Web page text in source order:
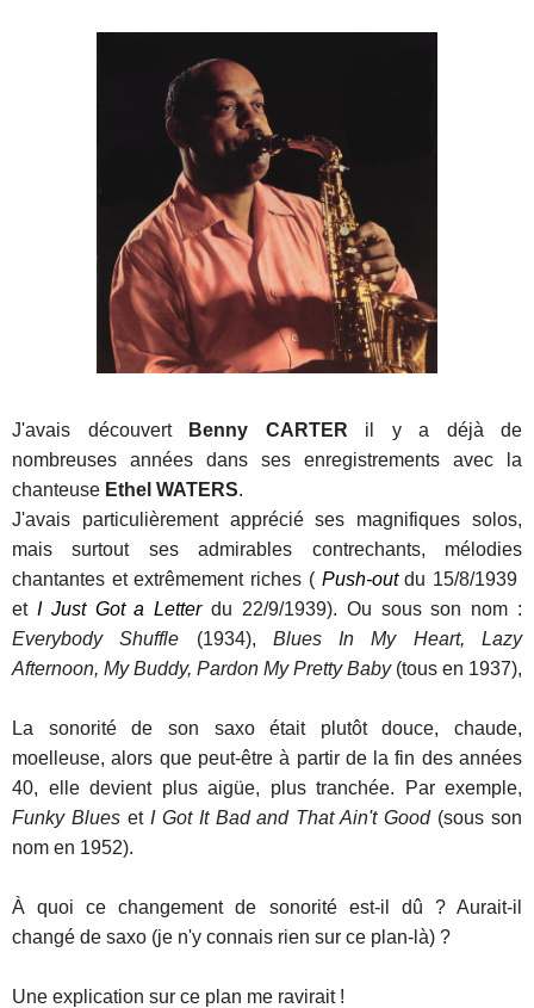
J'avais découvert Benny CARTER il y a déjà de
nombreuses années dans ses enregistrements avec la
chanteuse Ethel WATERS.
J'avais particulièrement apprécié ses magnifiques solos,
mais surtout ses admirables contrechants, mélodies
chantantes et extrêmement riches ( Push-outdu 15/8/1939
et I Just Got a Letterdu 22/9/1939). Ou sous son nom :
Everybody Shuffle (1934), Blues In My Heart, Lazy
Afternoon, My Buddy, Pardon My Pretty Baby(tous en 1937),
La sonorité de son saxo était plutôt douce, chaude,
moelleuse, alors que peut-être à partir de la fin des années
40, elle devient plus aigüe, plus tranchée. Par exemple,
Funky Blueset I Got It Bad and That Ain't Good(sous son
nom en 1952).
À quoi ce changement de sonorité est-il dû ? Aurait-il
changé de saxo (je n'y connais rien sur ce plan-là) ?
Une explication sur ce plan me ravirait !